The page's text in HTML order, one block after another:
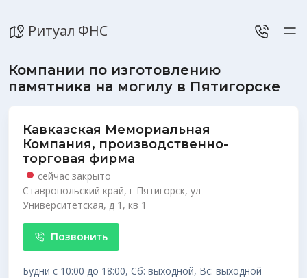
Ритуал ФНС
Компании по изготовлению
памятника на могилу в Пятигорске
Кавказская Мемориальная
Компания, производственно-
торговая фирма
сейчас закрыто
Ставропольский край, г Пятигорск, ул
Университетская, д 1, кв 1
Позвонить
Будни с 10:00 до 18:00, Сб: выходной, Вс: выходной